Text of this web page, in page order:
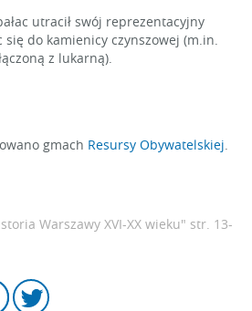
utracił swój reprezentacyjny
do kamienicy czynszowej (m.in.
z lukarną).
gmach Resursy Obywatelskiej
Warszawy XVI-XX wieku" str. 13-